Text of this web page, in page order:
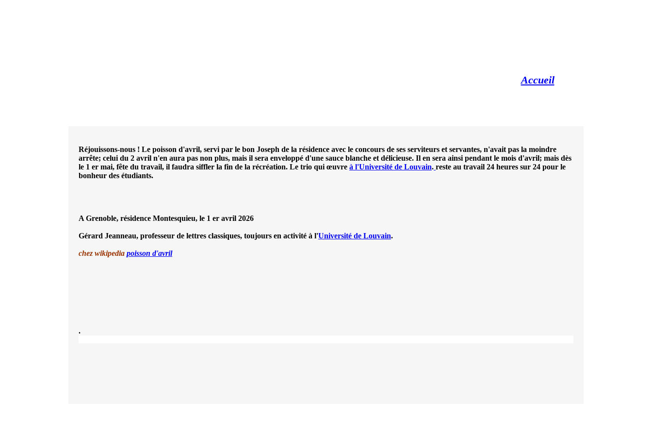
Accueil
Réjouissons-nous ! Le poisson d'avril, servi par le bon Joseph de la résidence avec le concours de ses serviteurs et servantes, n'avait pas la moindre
arrête; celui du 2 avril n'en aura pas non plus, mais il sera enveloppé d'une sauce blanche et délicieuse. Il en sera ainsi pendant le mois d'avril; mais dès
le 1 er mai, fête du travail, il faudra siffler la fin de la récréation. Le trio qui œuvre à l'Université de Louvain. reste au travail 24 heures sur 24 pour le
bonheur des étudiants.
A Grenoble, résidence Montesquieu, le 1 er avril 2026
Gérard Jeanneau, professeur de lettres classiques, toujours en activité à l'Université de Louvain.
chez wikipedia poisson d'avril
.